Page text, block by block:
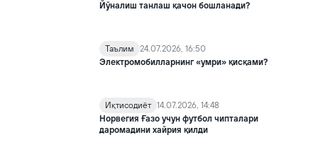
Йўналиш танлаш қачон бошланади?
Таълим
24.07.2026, 16:50
Электромобилларнинг «умри» қисқами?
Иқтисодиёт 14.07.2026, 14:48
Норвегия Ғазо учун футбол чипталари
даромадини хайрия қилди